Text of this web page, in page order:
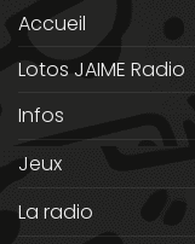
Accueil
Lotos JAIME Radio
Infos
Jeux
La radio